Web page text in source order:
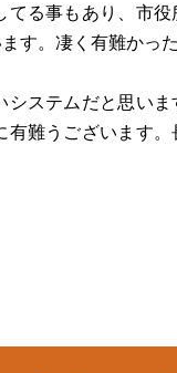
る事もあり、市
す。凄く有難かった
ステムだと思い
難うございます